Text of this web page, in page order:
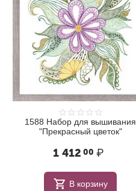
1588 Набор для вышивания
"Прекрасный цветок"
1 412 00 ₽
В корзину